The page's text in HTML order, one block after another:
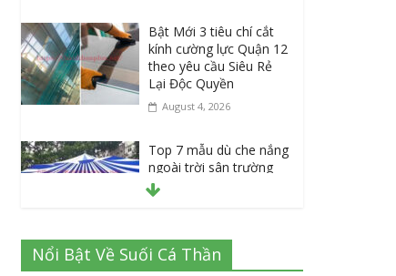
Bật Mới 3 tiêu chí cắt
kính cường lực Quận 12
theo yêu cầu Siêu Rẻ
Lại Độc Quyền
August 4, 2026
Top 7 mẫu dù che nắng
ngoài trời sân trường
siêu bền được các
trường sử dụng nhiều
July 20, 2026
Nổi Bật Về Suối Cá Thần